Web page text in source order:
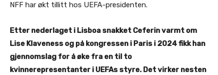
NFF har økt tillitt hos UEFA-presidenten.
Etter nederlaget i Lisboa snakket Ceferin varmt om
Lise Klaveness og på kongressen i Paris i 2024 fikk han
gjennomslag for å øke fra en til to
kvinnerepresentanter i UEFAs styre. Det virker nesten